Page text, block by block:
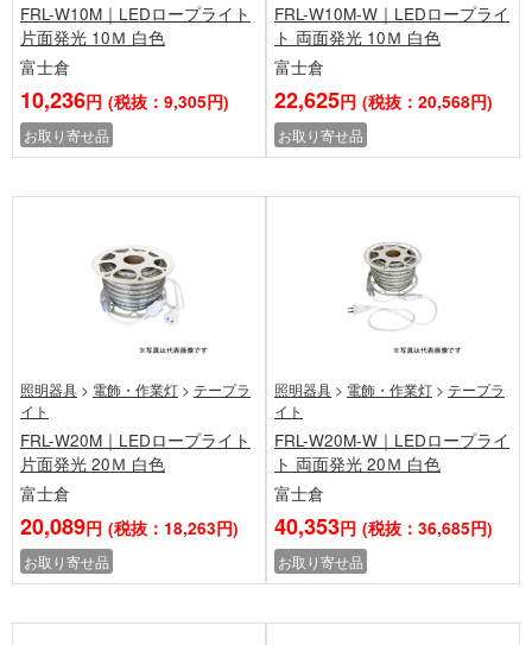
FRL-W10M｜LEDロープライト
片面発光 10Ｍ 白色
富士倉
10,236円 (税抜：9,305円)
お取り寄せ品
FRL-W10M-W｜LEDロープライ
ト 両面発光 10Ｍ 白色
富士倉
22,625円 (税抜：20,568円)
お取り寄せ品
照明器具 > 電飾・作業灯 > テープラ
イト
FRL-W20M｜LEDロープライト
片面発光 20Ｍ 白色
富士倉
20,089円 (税抜：18,263円)
お取り寄せ品
照明器具 > 電飾・作業灯 > テープラ
イト
FRL-W20M-W｜LEDロープライ
ト 両面発光 20Ｍ 白色
富士倉
40,353円 (税抜：36,685円)
お取り寄せ品